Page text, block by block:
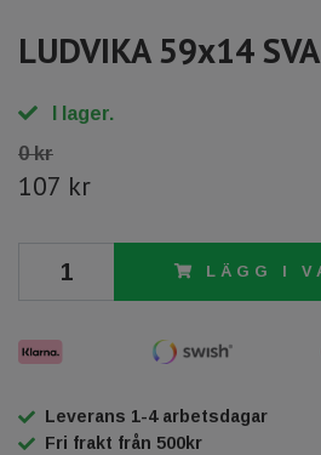
LUDVIKA 59x14
I lager.
0 kr
107 kr
LÄGG I
Leverans 1-4 arbetsdagar
Fri frakt från 500kr